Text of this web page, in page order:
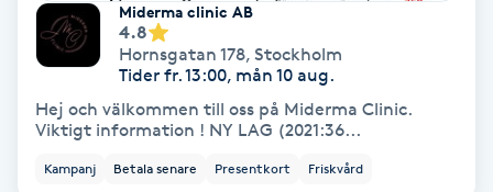
Paraffinbehandling
Pedikyr
Pensionärklippning
Miderma clinic AB
4.8
Hornsgatan 178, Stockholm
Tider fr. 13:00, mån 10 aug.
Hej och välkommen till oss på Miderma Clinic.
Viktigt information ! NY LAG (2021:36...
Kampanj Betala senare Presentkort Friskvård